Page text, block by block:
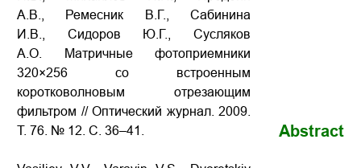
А.В., Ремесник В.Г., Сабинина
И.В., Сидоров Ю.Г., Сусляков
А.О. Матричные фотоприемники
320×256 со встроенным
коротковолновым отрезающим
фильтром // Оптический журнал. 2009.
Т. 76. № 12. С. 36–41.
Abstract